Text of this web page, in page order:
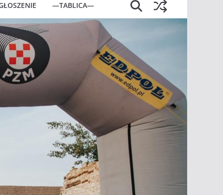
—TABLICA—